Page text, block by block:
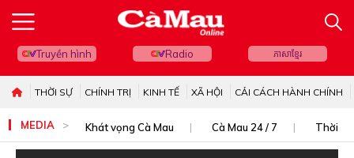
Truyền hình Radio ភាសាខ្មែរ
THỜI SỰ CHÍNH TRỊ KINH TẾ XÃ HỘI CẢI CÁCH HÀNH CHÍNH
MEDIA Khát vọng Cà Mau Cà Mau 24 / 7 Thời sự